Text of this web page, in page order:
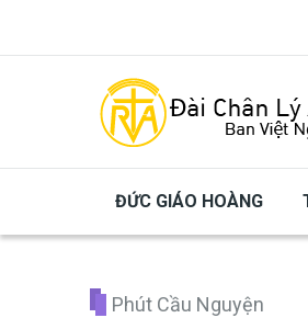
ĐỨC GIÁO HOÀNG
Phút Cầu Nguyện